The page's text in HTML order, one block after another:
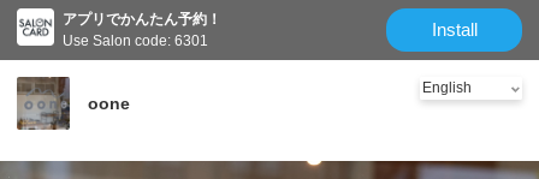
アプリでかんたん予約！
Use Salon code: 6301
Install
oone